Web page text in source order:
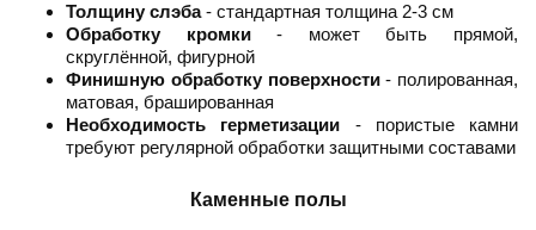
Толщину слэба- стандартная толщина 2-3 см
Обработку кромки- может быть прямой,
скруглённой, фигурной
Финишную обработку поверхности- полированная,
матовая, брашированная
Необходимость герметизации - пористые камни
требуют регулярной обработки защитными составами
Каменные полы